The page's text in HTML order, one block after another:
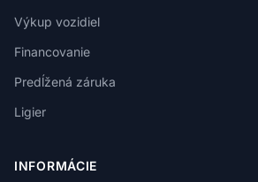
Výkup vozidiel
Financovanie
Predĺžená záruka
Ligier
INFORMÁCIE